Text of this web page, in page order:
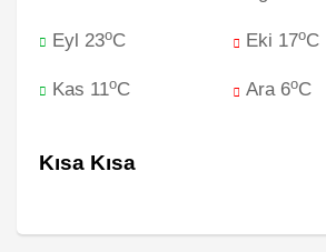
Eyl 23oC Eki 17oC
Kas 11oC Ara 6oC
Kısa Kısa